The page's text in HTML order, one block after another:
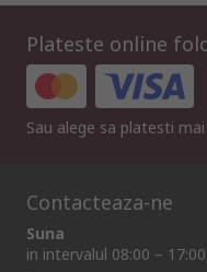
Plateste online
Sau alege sa platesti
Contacteaza-ne
Suna
in intervalul 08:00 –